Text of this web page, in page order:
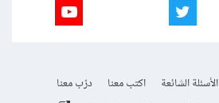
الأسئلة الشائعة اكتب معنا
درّب معنا